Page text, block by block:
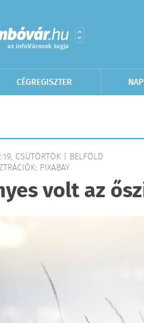
CÉGREGISZTER
CSÜTÖRTÖK | BELFÖLD
PIXABAY
volt az